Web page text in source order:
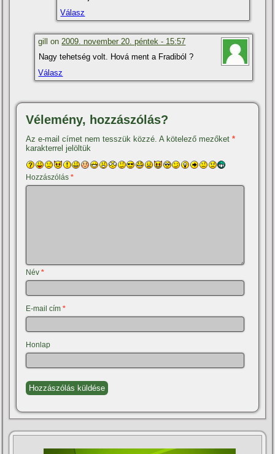
Válasz
gill on2009. november 20. péntek - 15:57
Nagy tehetség volt. Hová ment a Fradiból ?
Válasz
Vélemény, hozzászólás?
Az e-mail címet nem tesszük közzé. A kötelező mezőket*
karakterrel jelöltük
Hozzászólás*
Név*
E-mail cím*
Honlap